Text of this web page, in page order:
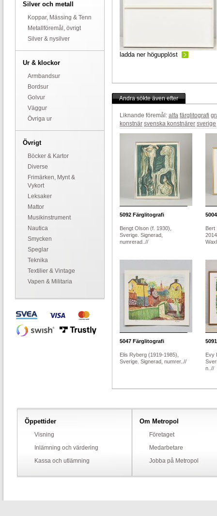
Silver och metall
Koppar, Mässing & Tenn
Metallföremål, övrigt
Silver & nysilver
Ur & klockor
Armbandsur
Bordsur
Golvur
Väggur
Övriga ur
Övrigt
Böcker & Kartor
Diverse
Frimärken, Mynt &
Vykort
Leksaker
Mattor
Musikinstrument
Nautica
Smycken
Speglar
Teknika
Textilier & Vintage
Vapen & Militaria
ladda ner högupplöst
Andra sökte även efter
Liknande föremål: alfa färglitografi
konstnär svenska konstnärer sverige
5092 Färglitografi
Bengt Olson (f. 1930),
Sverige. Signerad,
numrerad..//
5004
Bert
5047 Färglitografi
Elis Ryberg (1919-1985),
Sverige. Signerad, numrer..//
5091
Evy
n..//
Öppettider
Visning
Inlämning och värdering
Kassa och utlämning
Om Metropol
Företaget
Medarbetare
Jobba på Metropol